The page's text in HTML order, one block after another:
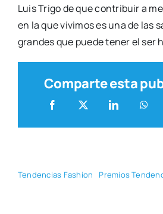
Luis Tri­go de que con­tri­buir a
en la que vivi­mos es una de las
gran­des que pue­de tener el ser
Comparte esta
Ten­den­cias Fashion Pre­mios